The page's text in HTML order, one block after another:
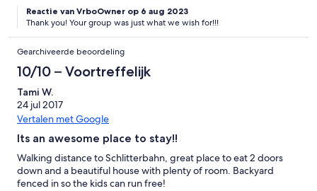
Reactie van VrboOwner op 6 aug 2023
Thank you! Your group was just what we wish for!!!
Gearchiveerde beoordeling
10/10 – Voortreffelijk
Tami W.
24 jul 2017
Vertalen met Google
Its an awesome place to stay!!
Walking distance to Schlitterbahn, great place to eat 2 doors
down and a beautiful house with plenty of room. Backyard
fenced in so the kids can run free!